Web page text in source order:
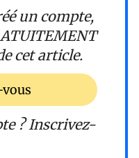
un compte,
cet article.
?Inscrivez-